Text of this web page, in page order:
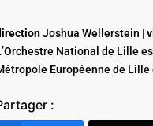
Joshua Wellerstein |
National de Lille
Européenne de
: